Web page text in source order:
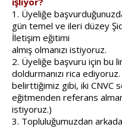
1. Üyeliğe
gün temel ve ileri düzey
İletişim eğitimi
almış olmanızı istiyoruz.
2. Üyeliğe başvuru için bu
doldurmanızı rica
belirttiğimiz gibi, iki CNVC
eğitmenden referans
istiyoruz.)
3. Topluluğumuzdan